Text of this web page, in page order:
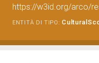
https://w3id.org/arco/
ENTITÀ DI TIPO: